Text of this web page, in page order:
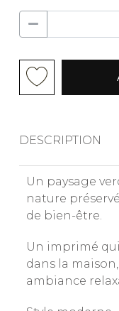
DESCRIPTION
Un paysage
nature
de bien-être.
Un imprimé
dans la
ambiance